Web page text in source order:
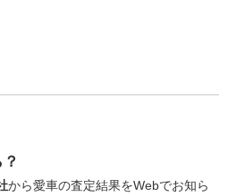
から愛車の査定結果をWebでお知ら